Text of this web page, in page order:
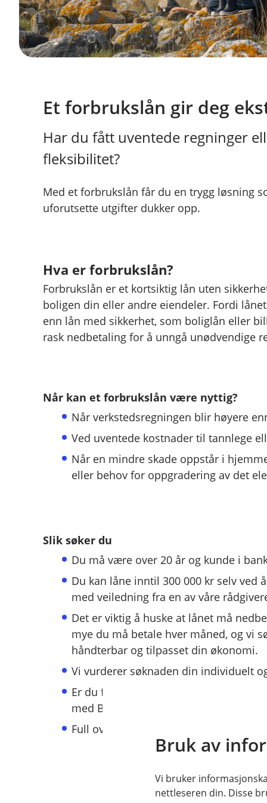
Et forbrukslån gir deg
Har du fått uventede regninger
fleksibilitet?
Med et forbrukslån får du en trygg løsning
uforutsette utgifter dukker opp.
Hva er forbrukslån?
Forbrukslån er et kortsiktig lån uten
boligen din eller andre eiendeler. Fordi
enn lån med sikkerhet, som boliglån eller
rask nedbetaling for å unngå unødvendige
Når kan et forbrukslån være nyttig?
Når verkstedsregningen blir høyere
Ved uventede kostnader til tannlege
Når en mindre skade oppstår i
eller behov for oppgradering av det
Slik søker du
Du må være over 20 år og kunde i
Du kan låne inntil 300 000 kr selv ved
med veiledning fra en av våre
Det er viktig å huske at lånet må
mye du må betale hver måned, og vi
håndterbar og tilpasset din økonomi.
Vi vurderer søknaden din individuelt
Er du fornøyd med lånetilbudet,
med BankID.
Full oversikt over lånet får du deretter
Bruk av
Vi bruker
nettleseren din. Disse